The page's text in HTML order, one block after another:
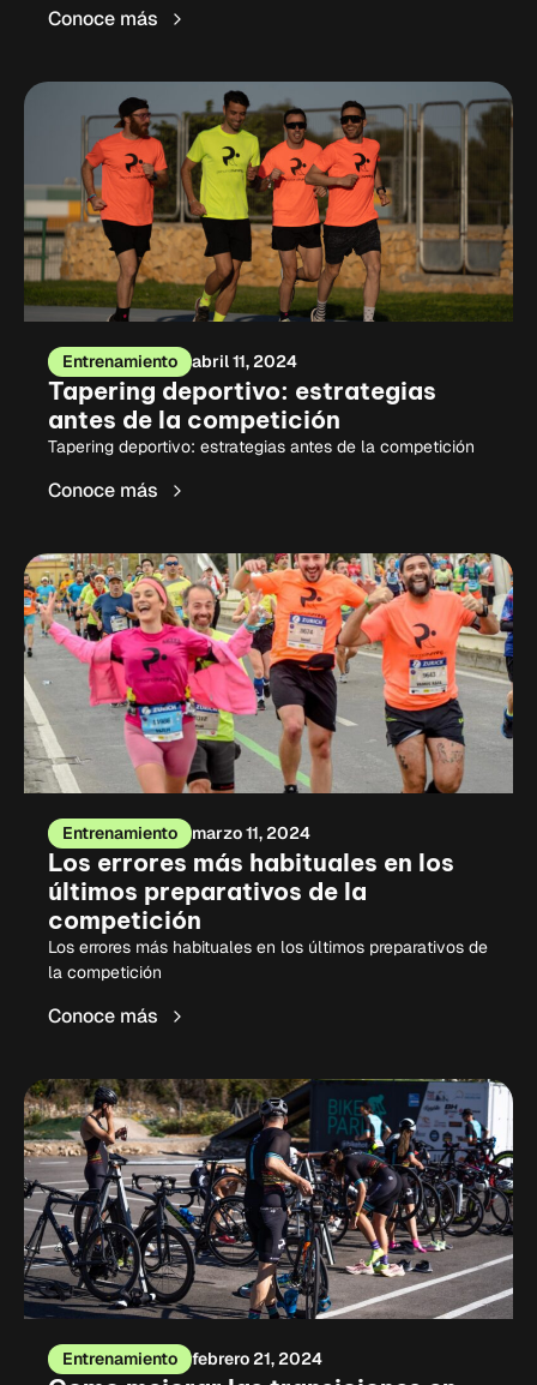
Conoce más
Entrenamiento abril 11, 2024
Tapering deportivo: estrategias
antes de la competición
Tapering deportivo: estrategias antes de la competición
Conoce más
Entrenamiento marzo 11, 2024
Los errores más habituales en los
últimos preparativos de la
competición
Los errores más habituales en los últimos preparativos de
la competición
Conoce más
Entrenamiento febrero 21, 2024